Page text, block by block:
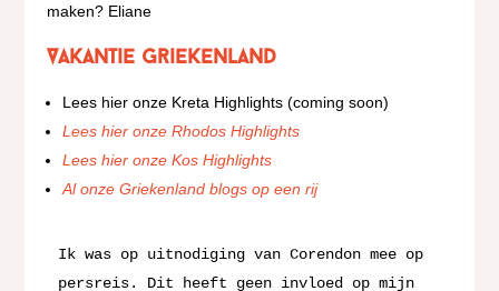
maken? Eliane
Vakantie Griekenland
Lees hier onze Kreta Highlights (coming soon)
Lees hier onze Rhodos Highlights
Lees hier onze Kos Highlights
Al onze Griekenland blogs op een rij
Ik was op uitnodiging van Corendon mee op
persreis. Dit heeft geen invloed op mijn